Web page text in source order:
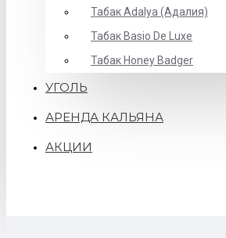
Табак Adalya (Адалия)
Табак Basio De Luxe
Табак Honey Badger
УГОЛЬ
АРЕНДА КАЛЬЯНА
АКЦИИ